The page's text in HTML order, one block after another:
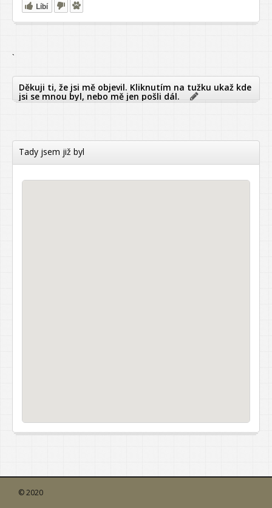
Líbí
`
Děkuji ti, že jsi mě objevil. Kliknutím na tužku ukaž kde
jsi se mnou byl, nebo mě jen pošli dál.
Tady jsem již byl
© 2020